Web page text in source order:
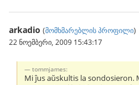
arkadio (მომხმარებლის პროფილი)
22 ნოემბერი, 2009 15:43:17
tommjames:
Mi ĵus aŭskultis la sondosieron.